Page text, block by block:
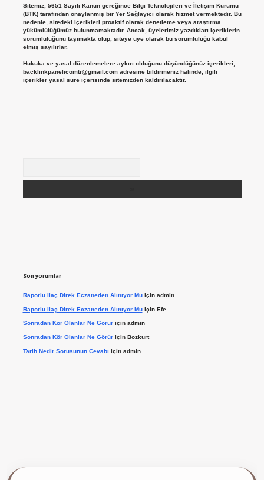
Sitemiz, 5651 Sayılı Kanun gereğince Bilgi Teknolojileri ve İletişim Kurumu
(BTK) tarafından onaylanmış bir Yer Sağlayıcı olarak hizmet vermektedir. Bu
nedenle, sitedeki içerikleri proaktif olarak denetleme veya araştırma
yükümlülüğümüz bulunmamaktadır. Ancak, üyelerimiz yazdıkları içeriklerin
sorumluluğunu taşımakta olup, siteye üye olarak bu sorumluluğu kabul
etmiş sayılırlar.
Hukuka ve yasal düzenlemelere aykırı olduğunu düşündüğünüz içerikleri,
backlinkpanelicomtr@gmail.comadresine bildirmeniz halinde, ilgili
içerikler yasal süre içerisinde sitemizden kaldırılacaktır.
Son yorumlar
Raporlu Ilaç Direk Eczaneden Alınıyor Muiçin admin
Raporlu Ilaç Direk Eczaneden Alınıyor Muiçin Efe
Sonradan Kör Olanlar Ne Görüriçin admin
Sonradan Kör Olanlar Ne Görüriçin Bozkurt
Tarih Nedir Sorusunun Cevabı için admin